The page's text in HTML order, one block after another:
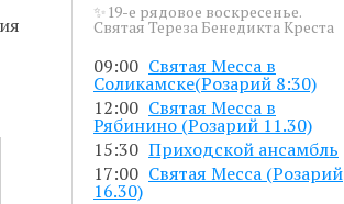
✨19-е рядовое воскресенье.
Святая Тереза Бенедикта Креста
09:00 Святая Месса в
Соликамске(Розарий 8:30)
12:00 Святая Месса в
Рябинино (Розарий 11.30)
15:30 Приходской ансамбль
17:00 Святая Месса (Розарий
16.30)
по